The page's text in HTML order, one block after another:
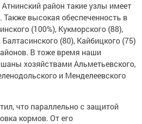
район такие узлы имеет
Также высокая обеспеченность в
(100%), Кукморского (88),
Балтасинского (80), Кайбицкого (75)
В тоже время наши
хозяйствами Альметьевского,
и Менделеевского
что параллельно с защитой
кормов. От его